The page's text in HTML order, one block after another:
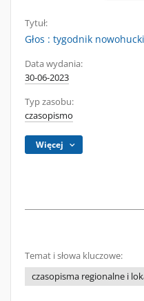
Tytuł:
Głos : tygodnik
Data wydania:
30-06-2023
Typ zasobu:
czasopismo
Więcej
Temat i słowa kluczowe:
czasopisma regionalne i